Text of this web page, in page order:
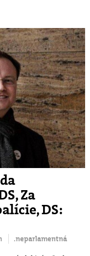
Za
DS:
.neparlamentná